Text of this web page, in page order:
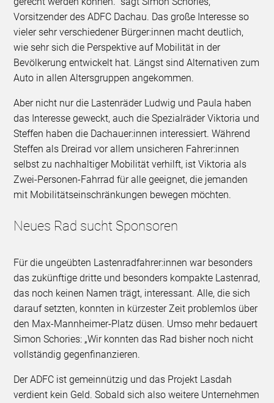
Vorsitzender des ADFC Dachau. Das große Interesse so
vieler sehr verschiedener Bürger:innen macht deutlich,
wie sehr sich die Perspektive auf Mobilität in der
Bevölkerung entwickelt hat. Längst sind Alternativen zum
Auto in allen Altersgruppen angekommen.
Aber nicht nur die Lastenräder Ludwig und Paula haben
das Interesse geweckt, auch die Spezialräder Viktoria und
Steffen haben die Dachauer:innen interessiert. Während
Steffen als Dreirad vor allem unsicheren Fahrer:innen
selbst zu nachhaltiger Mobilität verhilft, ist Viktoria als
Zwei-Personen-Fahrrad für alle geeignet, die jemanden
mit Mobilitätseinschränkungen bewegen möchten.
Neues Rad sucht Sponsoren
Für die ungeübten Lastenradfahrer:innen war besonders
das zukünftige dritte und besonders kompakte Lastenrad,
das noch keinen Namen trägt, interessant. Alle, die sich
darauf setzten, konnten in kürzester Zeit problemlos über
den Max-Mannheimer-Platz düsen. Umso mehr bedauert
Simon Schories: „Wir konnten das Rad bisher noch nicht
vollständig gegenfinanzieren.
Der ADFC ist gemeinnützig und das Projekt Lasdah
verdient kein Geld. Sobald sich also weitere Unternehmen